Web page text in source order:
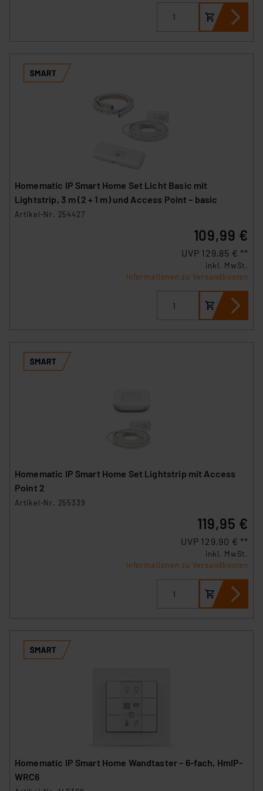
Homematic IP Smart Home Set Licht Basic mit
Lightstrip, 3 m (2 + 1 m) und Access Point – basic
Artikel-Nr. 254427
109,99 €
UVP 129,85 € **
inkl. MwSt.
Informationen zu Versandkosten
Homematic IP Smart Home Set Lightstrip mit Access
Point 2
Artikel-Nr. 255339
119,95 €
UVP 129,90 € **
inkl. MwSt.
Informationen zu Versandkosten
Homematic IP Smart Home Wandtaster – 6-fach, HmIP-
WRC6